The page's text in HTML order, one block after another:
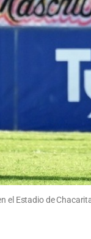
el Estadio de